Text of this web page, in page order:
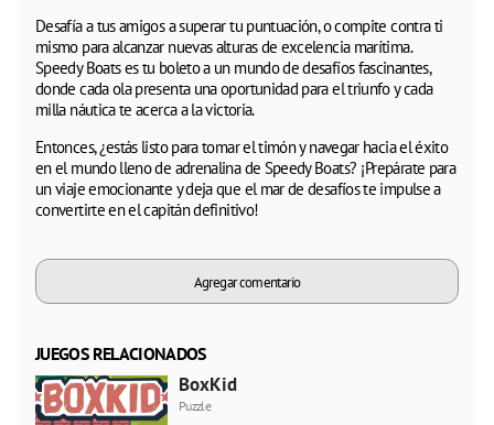
Desafía a tus amigos a superar tu puntuación, o compite contra ti
mismo para alcanzar nuevas alturas de excelencia marítima.
Speedy Boats es tu boleto a un mundo de desafíos fascinantes,
donde cada ola presenta una oportunidad para el triunfo y cada
milla náutica te acerca a la victoria.
Entonces, ¿estás listo para tomar el timón y navegar hacia el éxito
en el mundo lleno de adrenalina de Speedy Boats? ¡Prepárate para
un viaje emocionante y deja que el mar de desafíos te impulse a
convertirte en el capitán definitivo!
Agregar comentario
JUEGOS RELACIONADOS
BoxKid
Puzzle